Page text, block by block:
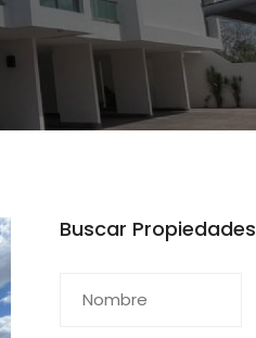
Buscar Propiedades